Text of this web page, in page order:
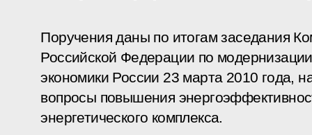
Поручения даны по итогам заседания
Российской Федерации по
экономики России 23 марта 2010 года,
вопросы повышения
энергетического комплекса.